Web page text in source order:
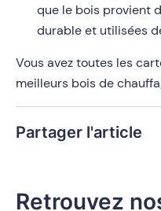
que le bois provient
durable et utilisées
Vous avez toutes les
meilleurs bois de
Partager l'article
Retrouvez